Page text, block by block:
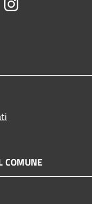
Instagram
COMUNE